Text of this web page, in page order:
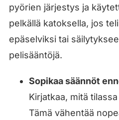
pyörien järjestys ja
pelkällä katoksella, jos
epäselviksi tai
pelisääntöjä.
Sopikaa säännöt
Kirjatkaa, mitä
Tämä vähentää